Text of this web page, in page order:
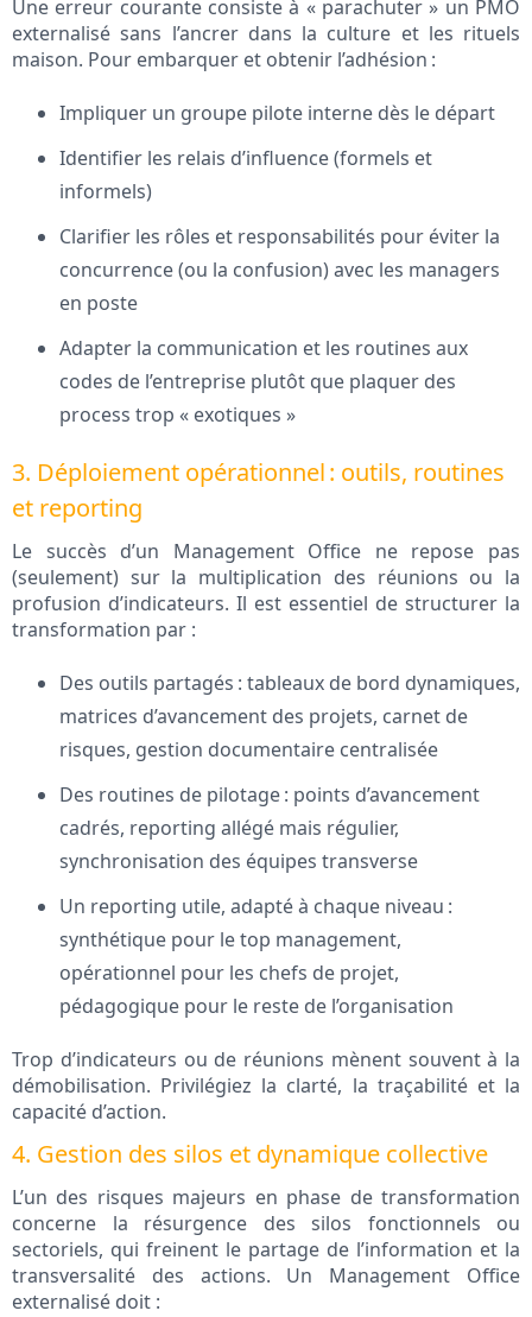
Une erreur courante consiste à « parachuter » un PMO
externalisé sans l’ancrer dans la culture et les rituels
maison. Pour embarquer et obtenir l’adhésion :
Impliquer un groupe pilote interne dès le départ
Identifier les relais d’influence (formels et
informels)
Clarifier les rôles et responsabilités pour éviter la
concurrence (ou la confusion) avec les managers
en poste
Adapter la communication et les routines aux
codes de l’entreprise plutôt que plaquer des
process trop « exotiques »
3. Déploiement opérationnel : outils, routines
et reporting
Le succès d’un Management Office ne repose pas
(seulement) sur la multiplication des réunions ou la
profusion d’indicateurs. Il est essentiel de structurer la
transformation par :
Des outils partagés : tableaux de bord dynamiques,
matrices d’avancement des projets, carnet de
risques, gestion documentaire centralisée
Des routines de pilotage : points d’avancement
cadrés, reporting allégé mais régulier,
synchronisation des équipes transverse
Un reporting utile, adapté à chaque niveau :
synthétique pour le top management,
opérationnel pour les chefs de projet,
pédagogique pour le reste de l’organisation
Trop d’indicateurs ou de réunions mènent souvent à la
démobilisation. Privilégiez la clarté, la traçabilité et la
capacité d’action.
4. Gestion des silos et dynamique collective
L’un des risques majeurs en phase de transformation
concerne la résurgence des silos fonctionnels ou
sectoriels, qui freinent le partage de l’information et la
transversalité des actions. Un Management Office
externalisé doit :